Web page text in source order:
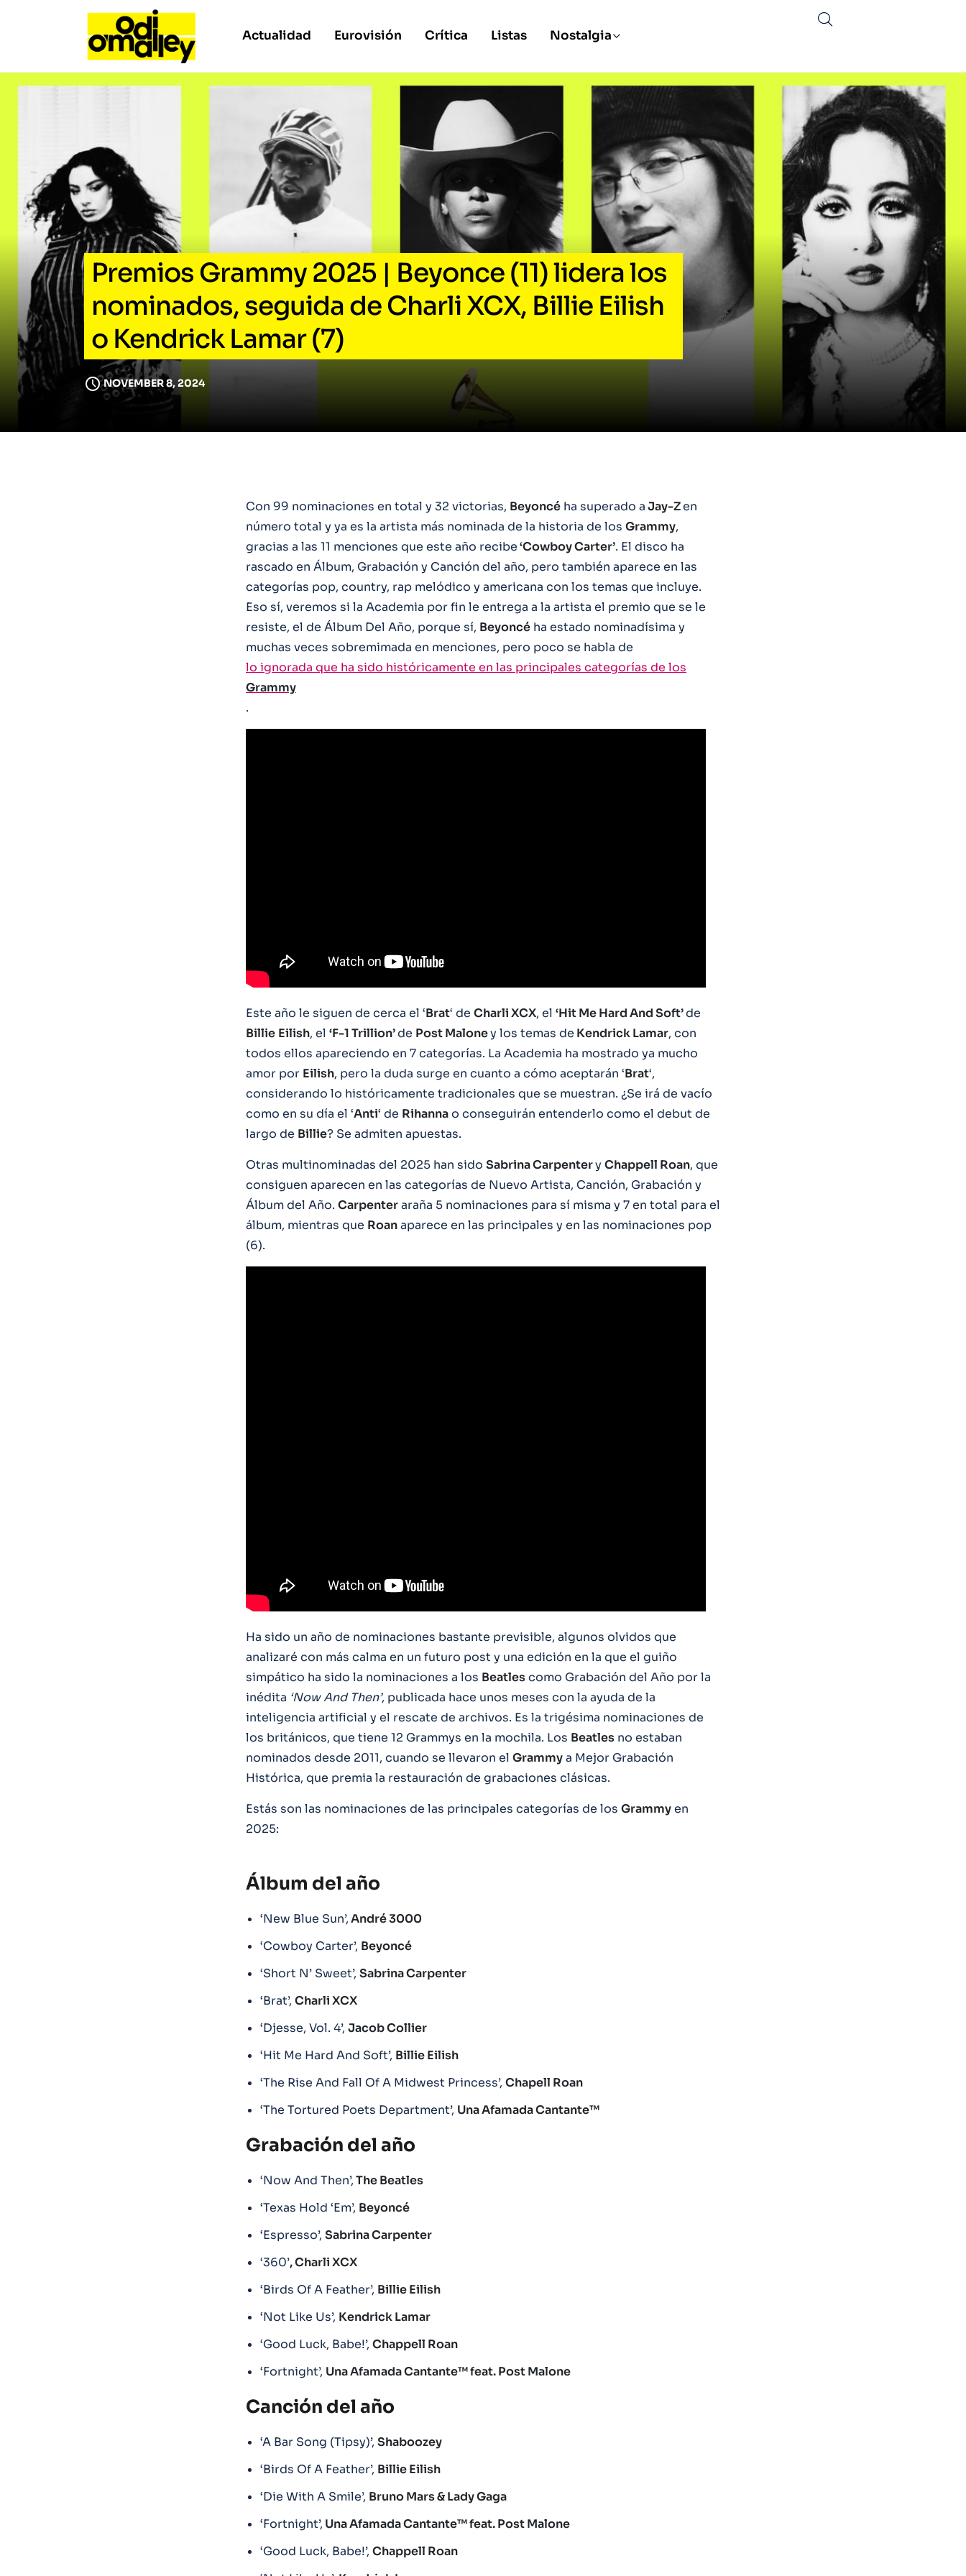
Actualidad Eurovisión Crítica Listas Nostalgia
Premios Grammy 2025 | Beyonce (11) lidera los
nominados, seguida de Charli XCX, Billie Eilish
o Kendrick Lamar (7)
NOVEMBER 8, 2024
Con 99 nominaciones en total y 32 victorias, Beyoncé ha superado aJay-Zen
número total y ya es la artista más nominada de la historia de los Grammy,
gracias a las 11 menciones que este año recibe‘Cowboy Carter’. El disco ha
rascado en Álbum, Grabación y Canción del año, pero también aparece en las
categorías pop, country, rap melódico y americana con los temas que incluye.
Eso sí, veremos si la Academia por fin le entrega a la artista el premio que se le
resiste, el de Álbum Del Año, porque sí, Beyoncé ha estado nominadísima y
muchas veces sobremimada en menciones, pero poco se habla de
lo ignorada que ha sido históricamente en las principales categorías de los
Grammy
.
Este año le siguen de cerca el ‘Brat‘ de Charli XCX, el ‘Hit Me Hard And Soft’de
Billie Eilish, el ‘F-1 Trillion’de Post Maloney los temas de Kendrick Lamar, con
todos ellos apareciendo en 7 categorías. La Academia ha mostrado ya mucho
amor por Eilish, pero la duda surge en cuanto a cómo aceptarán ‘Brat‘,
considerando lo históricamente tradicionales que se muestran. ¿Se irá de vacío
como en su día el ‘Anti‘ de Rihannao conseguirán entenderlo como el debut de
largo de Billie? Se admiten apuestas.
Otras multinominadas del 2025 han sido Sabrina Carpentery Chappell Roan, que
consiguen aparecen en las categorías de Nuevo Artista, Canción, Grabación y
Álbum del Año. Carpenteraraña 5 nominaciones para sí misma y 7 en total para el
álbum, mientras que Roanaparece en las principales y en las nominaciones pop
(6).
Ha sido un año de nominaciones bastante previsible, algunos olvidos que
analizaré con más calma en un futuro post y una edición en la que el guiño
simpático ha sido la nominaciones a los Beatlescomo Grabación del Año por la
inédita ‘Now And Then’, publicada hace unos meses con la ayuda de la
inteligencia artificial y el rescate de archivos. Es la trigésima nominaciones de
los británicos, que tiene 12 Grammys en la mochila. Los Beatles no estaban
nominados desde 2011, cuando se llevaron el Grammya Mejor Grabación
Histórica, que premia la restauración de grabaciones clásicas.
Estás son las nominaciones de las principales categorías de los Grammyen
2025:
Álbum del año
‘New Blue Sun’,André 3000
‘Cowboy Carter’, Beyoncé
‘Short N’ Sweet’, Sabrina Carpenter
‘Brat’, Charli XCX
‘Djesse, Vol. 4’, Jacob Collier
‘Hit Me Hard And Soft’, Billie Eilish
‘The Rise And Fall Of A Midwest Princess’, Chapell Roan
‘The Tortured Poets Department’, Una Afamada Cantante™
Grabación del año
‘Now And Then’,The Beatles
‘Texas Hold ‘Em’, Beyoncé
‘Espresso’, Sabrina Carpenter
‘360’, Charli XCX
‘Birds Of A Feather’, Billie Eilish
‘Not Like Us’, Kendrick Lamar
‘Good Luck, Babe!’, Chappell Roan
‘Fortnight’, Una Afamada Cantante™ feat. Post Malone
Canción del año
‘A Bar Song (Tipsy)’, Shaboozey
‘Birds Of A Feather’, Billie Eilish
‘Die With A Smile’, Bruno Mars & Lady Gaga
‘Fortnight’, Una Afamada Cantante™ feat. Post Malone
‘Good Luck, Babe!’, Chappell Roan